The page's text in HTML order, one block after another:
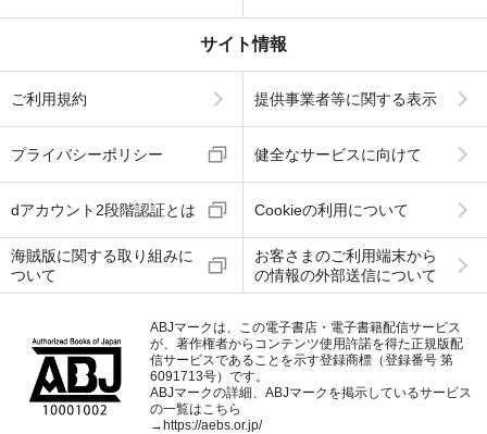
サイト情報
ご利用規約 提供事業者等に関する表示
プライバシーポリシー 健全なサービスに向けて
dアカウント2段階認証とは Cookieの利用について
海賊版に関する取り組みに
ついて
お客さまのご利用端末から
の情報の外部送信について
ABJマークは、この電子書店・電子書籍配信サービス
が、著作権者からコンテンツ使用許諾を得た正規版配
信サービスであることを示す登録商標（登録番号 第
6091713号）です。
ABJマークの詳細、ABJマークを掲示しているサービス
の一覧はこちら
→https://aebs.or.jp/